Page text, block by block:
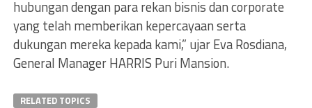
hubungan dengan para rekan bisnis dan corporate
yang telah memberikan kepercayaan serta
dukungan mereka kepada kami,” ujar Eva Rosdiana,
General Manager HARRIS Puri Mansion.
RELATED TOPICS